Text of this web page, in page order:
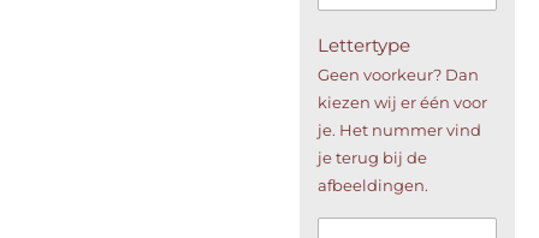
Lettertype
Geen voorkeur? Dan
kiezen wij er één voor
je. Het nummer vind
je terug bij de
afbeeldingen.